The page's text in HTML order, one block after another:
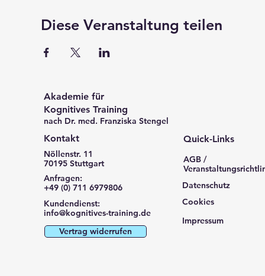
Diese Veranstaltung teilen
Akademie für
Kognitives Training
nach Dr. med. Franziska Stengel
Kontakt
Nöllenstr. 11
70195 Stuttgart
Anfragen:
+49 (0) 711 6979806
Kundendienst:
info@kognitives-training.de
Vertrag widerrufen
Quick-Links
AGB /
Datenschutz
Cookies
Impressum